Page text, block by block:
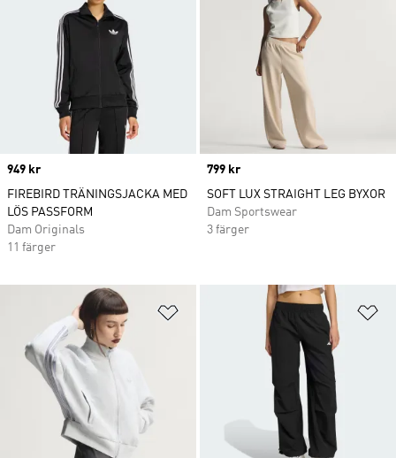
Price
949 kr
FIREBIRD TRÄNINGSJACKA MED
LÖS PASSFORM
Dam Originals
11 färger
Price
799 kr
SOFT LUX STRAIGHT LEG BYXOR
Dam Sportswear
3 färger
Lägg till på önskelistan